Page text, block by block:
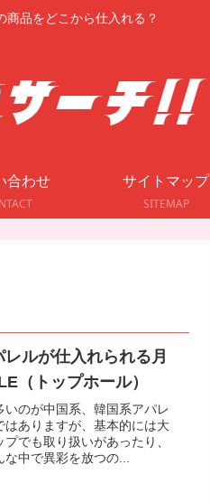
商品をどこから仕入れる？
合わせ
サイトマップ
SITEMAP
ルが仕入れられる月
（トップホール）
のが中国系、韓国系アパレ
はありますが、基本的には大
でも取り扱いがあったり、
中で異彩を放つの...